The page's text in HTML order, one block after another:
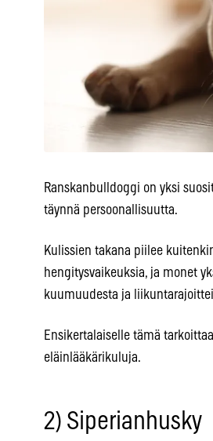
Ranskanbulldoggi on yksi
täynnä persoonallisuutta.
Kulissien takana piilee
hengitysvaikeuksia, ja monet
kuumuudesta ja
Ensikertalaiselle tämä
eläinlääkärikuluja.
2) Siperianhusky